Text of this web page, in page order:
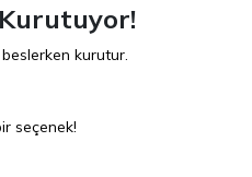
kurutur.
seçenek!